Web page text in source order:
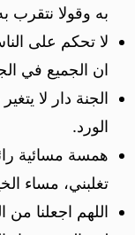
به وقولا نتقرب
لا تحكم على
ان الجميع في
الجنة دار لا
الورد.
همسة مسائية
تغلبني، مساء
اللهم اجعلنا